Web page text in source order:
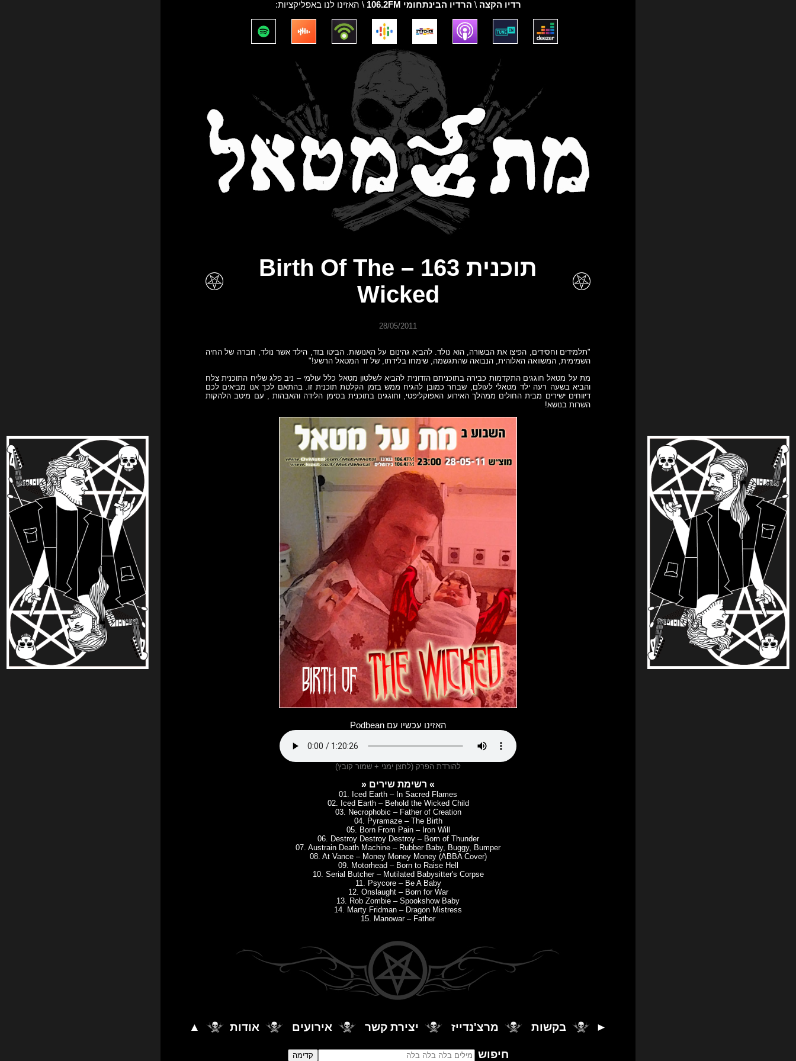
רדיו הקצה \ הרדיו הבינתחומי 106.2FM \ האזינו לנו באפליקציות:
תוכנית 163 – Birth Of The
Wicked
28/05/2011
"תלמידים וחסידים, הפיצו את הבשורה, הוא נולד. להביא גהינום על האנושות. הביטו בזד, הילד אשר נולד, חברה של החיה
השמימית, המשוואה האלוהית, הנבואה שהתגשמה, שימחו בלידתו, של זד המטאל הרשע!"
מת על מטאל חוגגים התקדמות כבירה בתוכניתם הזדונית להביא לשלטון מטאל כלל עולמי – ניב פלג שליח התוכנית צלח
והביא בשעה רעה ילד מטאלי לעולם, שבחר כמובן להגיח ממש בזמן הקלטת תוכנית זו. בהתאם לכך אנו מביאים לכם
דיווחים ישירים מבית החולים ממהלך האירוע האפוקליפטי, וחוגגים בתוכנית בסימן הלידה והאבהות , עם מיטב הלהקות
השרות בנושא!
האזינו עכשיו עם Podbean
להורדת הפרק (לחצן ימני + שמור קובץ)
» רשימת שירים «
01. Iced Earth – In Sacred Flames
02. Iced Earth – Behold the Wicked Child
03. Necrophobic – Father of Creation
04. Pyramaze – The Birth
05. Born From Pain – Iron Will
06. Destroy Destroy Destroy – Born of Thunder
07. Austrain Death Machine – Rubber Baby, Buggy, Bumper
08. At Vance – Money Money Money (ABBA Cover)
09. Motorhead – Born to Raise Hell
10. Serial Butcher – Mutilated Babysitter's Corpse
11. Psycore – Be A Baby
12. Onslaught – Born for War
13. Rob Zombie – Spookshow Baby
14. Marty Fridman – Dragon Mistress
15. Manowar – Father
► בקשות מרצ'נדייז יצירת קשר אירועים אודות ▲
חיפוש